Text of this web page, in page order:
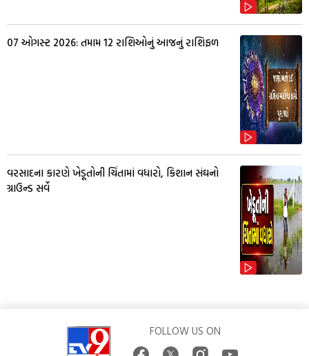
07 ઓગસ્ટ 2026: તમામ 12 રાશિઓનું આજનું રાશિફળ
વરસાદના કારણે ખેડૂતોની ચિંતામાં વધારો, કિશાન સંઘનો
ગ્રાઉન્ડ સર્વે
FOLLOW US ON